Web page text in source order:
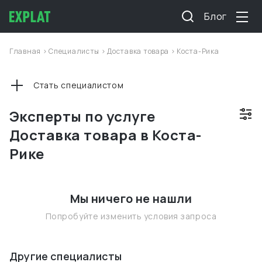
Блог
Главная >Специалисты >Доставка товара > Коста-Рика
Эксперты по услуге
Доставка товара в Коста-
Рике
Стать специалистом
Мы ничего не нашли
Попробуйте изменить условия запроса
Другие специалисты